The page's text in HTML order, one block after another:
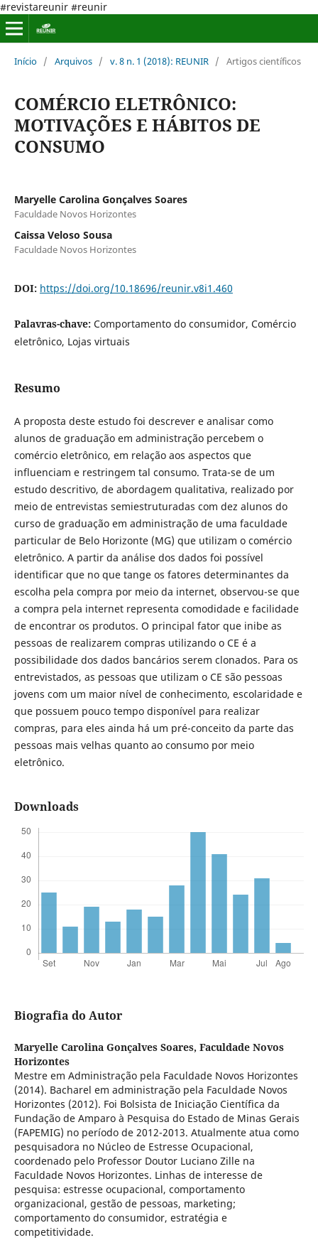
#revistareunir #reunir
Início / Arquivos / v. 8 n. 1 (2018): REUNIR / Artigos científicos
COMÉRCIO ELETRÔNICO:
MOTIVAÇÕES E HÁBITOS DE
CONSUMO
Maryelle Carolina Gonçalves Soares
Faculdade Novos Horizontes
Caissa Veloso Sousa
Faculdade Novos Horizontes
DOI: https://doi.org/10.18696/reunir.v8i1.460
Palavras-chave: Comportamento do consumidor, Comércio
eletrônico, Lojas virtuais
Resumo
A proposta deste estudo foi descrever e analisar como
alunos de graduação em administração percebem o
comércio eletrônico, em relação aos aspectos que
influenciam e restringem tal consumo. Trata-se de um
estudo descritivo, de abordagem qualitativa, realizado por
meio de entrevistas semiestruturadas com dez alunos do
curso de graduação em administração de uma faculdade
particular de Belo Horizonte (MG) que utilizam o comércio
eletrônico. A partir da análise dos dados foi possível
identificar que no que tange os fatores determinantes da
escolha pela compra por meio da internet, observou-se que
a compra pela internet representa comodidade e facilidade
de encontrar os produtos. O principal fator que inibe as
pessoas de realizarem compras utilizando o CE é a
possibilidade dos dados bancários serem clonados. Para os
entrevistados, as pessoas que utilizam o CE são pessoas
jovens com um maior nível de conhecimento, escolaridade e
que possuem pouco tempo disponível para realizar
compras, para eles ainda há um pré-conceito da parte das
pessoas mais velhas quanto ao consumo por meio
eletrônico.
Downloads
Biografia do Autor
Maryelle Carolina Gonçalves Soares, Faculdade Novos
Horizontes
Mestre em Administração pela Faculdade Novos Horizontes
(2014). Bacharel em administração pela Faculdade Novos
Horizontes (2012). Foi Bolsista de Iniciação Científica da
Fundação de Amparo à Pesquisa do Estado de Minas Gerais
(FAPEMIG) no período de 2012-2013. Atualmente atua como
pesquisadora no Núcleo de Estresse Ocupacional,
coordenado pelo Professor Doutor Luciano Zille na
Faculdade Novos Horizontes. Linhas de interesse de
pesquisa: estresse ocupacional, comportamento
organizacional, gestão de pessoas, marketing;
comportamento do consumidor, estratégia e
competitividade.